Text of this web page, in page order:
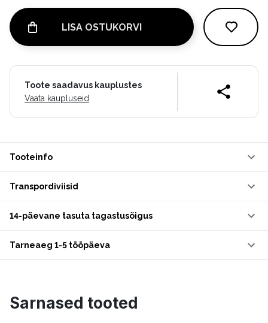
LISA OSTUKORVI
Toote saadavus kauplustes
Vaata kaupluseid
Tooteinfo
Transpordiviisid
14-päevane tasuta tagastusõigus
Tarneaeg 1-5 tööpäeva
Sarnased tooted